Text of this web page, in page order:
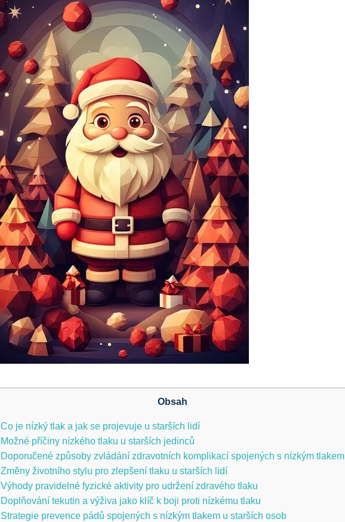
Obsah
Co je nízký tlak a jak se projevuje u starších lidí
Možné příčiny nízkého tlaku u starších jedinců
Doporučené způsoby zvládání zdravotních komplikací spojených s nízkým tlakem
Změny životního stylu pro zlepšení tlaku u starších lidí
Výhody pravidelné fyzické aktivity pro udržení zdravého tlaku
Doplňování tekutin a výživa jako klíč k boji proti nízkému tlaku
Strategie prevence pádů spojených s nízkým tlakem u starších osob